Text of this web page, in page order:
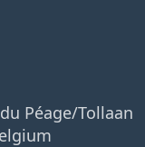
Péage/Tollaan